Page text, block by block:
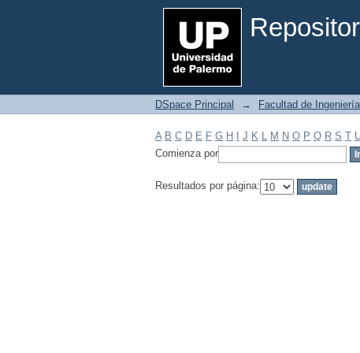
Filtrar por: Materia
DSpace Principal → Facultad de Ingeniería
A B C D E F G H J K L M N O P Q R S T
Comienza por
Resultados por página: